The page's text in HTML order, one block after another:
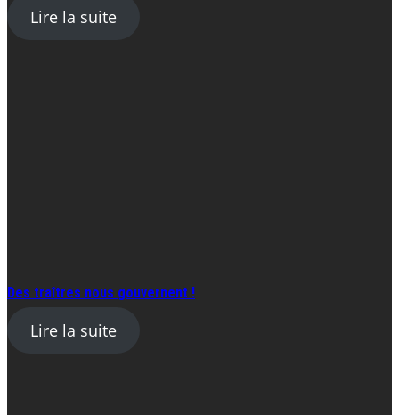
Lire la suite
Des traîtres nous gouvernent !
Lire la suite